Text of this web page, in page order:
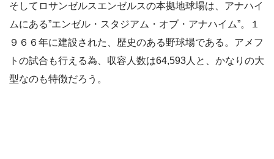
そしてロサンゼルスエンゼルスの本拠地球場は、アナハイ
ムにある”エンゼル・スタジアム・オブ・アナハイム”。１
９６６年に建設された、歴史のある野球場である。アメフ
トの試合も行える為、収容人数は64,593人 と、かなりの大
型なのも特徴だろう。